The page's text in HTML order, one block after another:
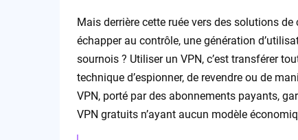
Mais derrière cette ruée vers des solutions
échapper au contrôle, une génération
sournois ? Utiliser un VPN, c’est transférer
technique d’espionner, de revendre ou de
VPN, porté par des abonnements payants,
VPN gratuits n’ayant aucun modèle